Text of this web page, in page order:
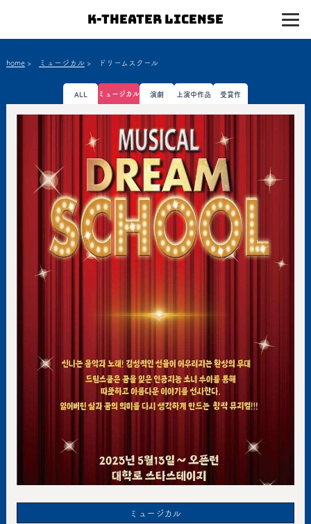
K-Theater License
home> ミュージカル> ドリームスクール
ALL ミュージカル 演劇 上演中作品 受賞作
ミュージカル